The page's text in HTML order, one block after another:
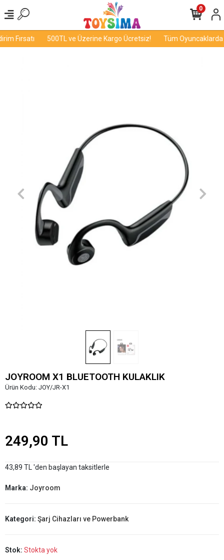
Fırsatı 500TL ve Üzerine Kargo Ücretsiz! Tüm Oyuncaklarda
0
JOYROOM X1 BLUETOOTH KULAKLIK
Ürün Kodu: JOY/JR-X1
249,90 TL
43,89 TL 'den başlayan taksitlerle
Marka: Joyroom
Kategori: Şarj Cihazları ve Powerbank
Stok: Stokta yok